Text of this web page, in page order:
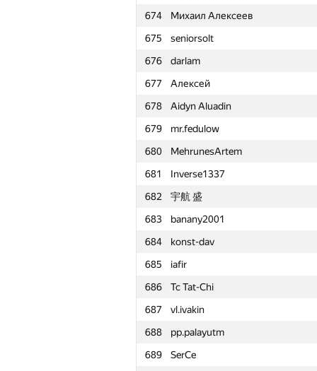
674
Михаил Алексеев
675
seniorsolt
676
darlam
677
Алексей
678
Aidyn Aluadin
679
mr.fedulow
680
MehrunesArtem
681
Inverse1337
682
宇航 盛
683
banany2001
684
konst-dav
685
iafir
686
Tc Tat-Chi
687
vl.ivakin
688
pp.palayutm
689
SerCe
651 ChiTuShaoNian
652
Rayker
653
lovrop
654
alexander.rass
655
hal9000ed2k
656
nenmok
657
ft.azadi
658
tsypko.anton
659
Fata1ist
660
Zhien.Liang
661
vazgen-98
662
lance
663
Oleksandr Kushnir
664
Antti Laaksonen
665
yhn112
666
Владислав Харалампиев